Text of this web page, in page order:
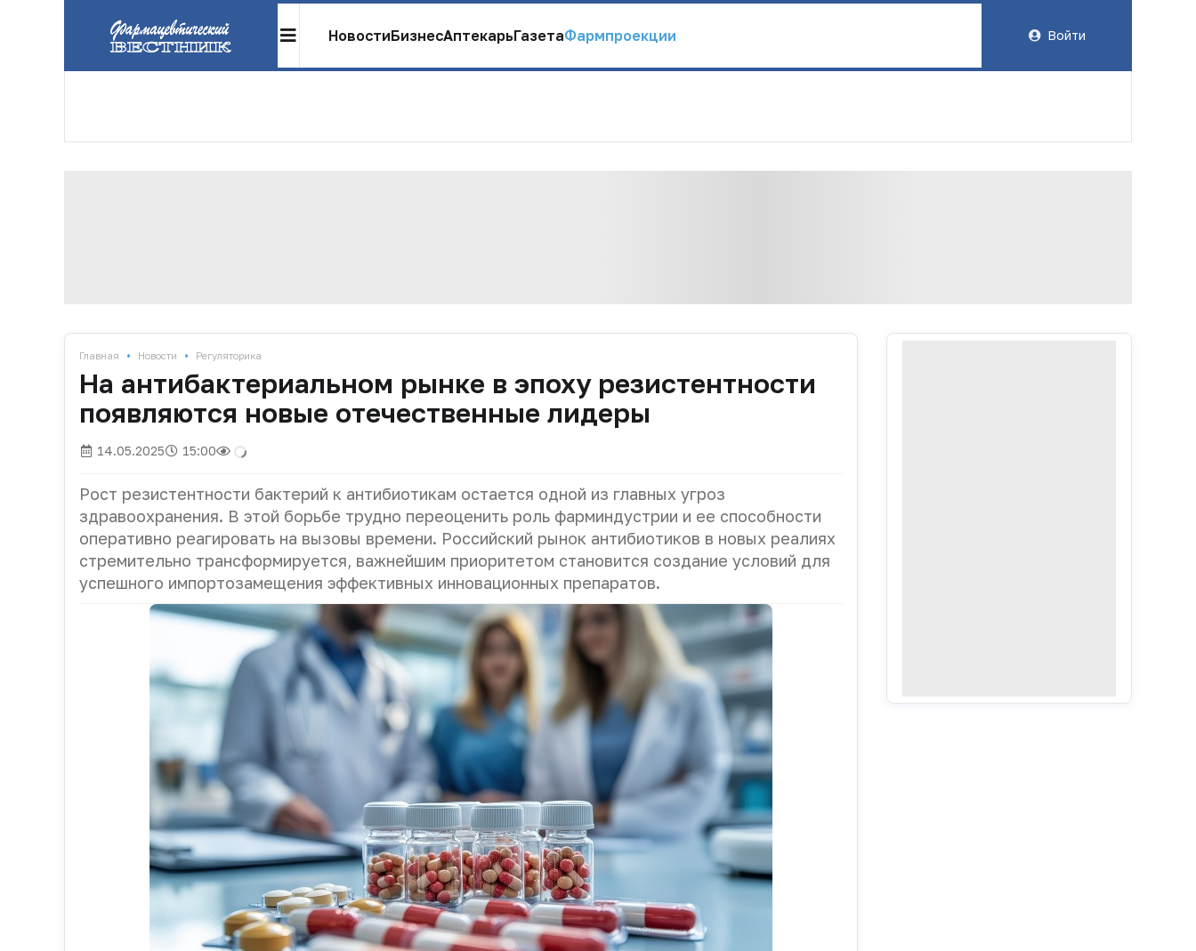
НовостиБизнесАптекарьГазетаФармпроекции Войти
Главная • Новости • Регуляторика
На антибактериальном рынке в эпоху резистентности
появляются новые отечественные лидеры
14.05.2025 15:00
Рост резистентности бактерий к антибиотикам остается одной из главных угроз
здравоохранения. В этой борьбе трудно переоценить роль фарминдустрии и ее способности
оперативно реагировать на вызовы времени. Российский рынок антибиотиков в новых реалиях
стремительно трансформируется, важнейшим приоритетом становится создание условий для
успешного импортозамещения эффективных инновационных препаратов.